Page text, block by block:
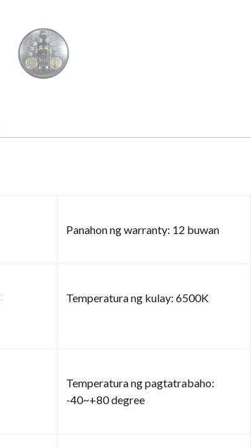
Panahon ng warranty: 12 buwan
Temperatura ng kulay: 6500K
Temperatura ng pagtatrabaho:
-40~+80 degree